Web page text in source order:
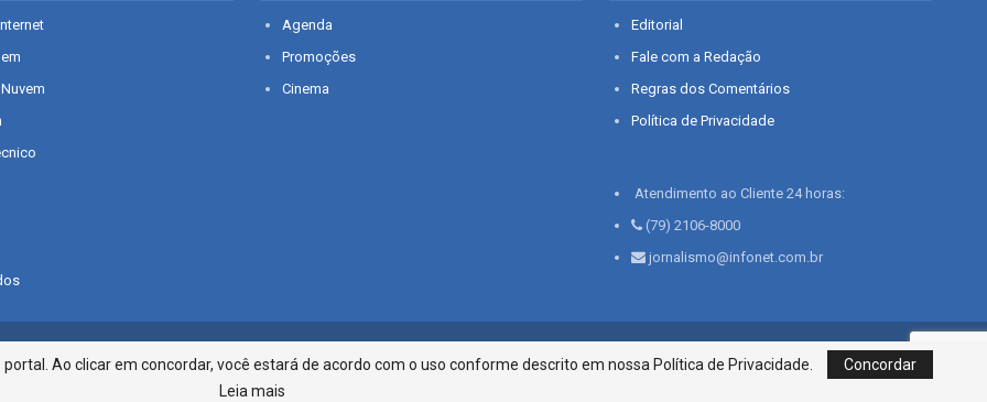
Agenda
Promoções
Cinema
Editorial
Fale com a Redação
Regras dos Comentários
Política de Privacidade
Atendimento ao Cliente 24 horas:
(79) 2106-8000
jornalismo@infonet.com.br
Infonet - Rua Monsenhor Silveira 276, Bairro São José | Aracaju-SE, CEP 49015-030, Fone: 79.2106.8000 - CI
Centro de Informações LTDA
Ao clicar em concordar, você estará de acordo com o uso conforme descrito em nossa Política de Privacidade.
Concordar
Leia mais